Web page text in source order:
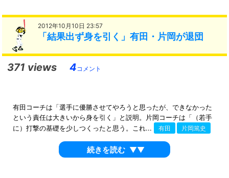
2012年10月10日 23:57
「結果出ず身を引く」有田・片岡が退団
371 views 4コメント
有田コーチは「選手に優勝させてやろうと思ったが、できなかった
という責任は大きいから身を引く」と説明。片岡コーチは「（若手
に）打撃の基礎を少しつくったと思う。これ...
有田 片岡篤史
続きを読む ▼▼